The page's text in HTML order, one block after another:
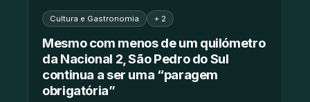
Cultura e Gastronomia + 2
Mesmo com menos de um quilómetro
da Nacional 2, São Pedro do Sul
continua a ser uma “paragem
obrigatória”